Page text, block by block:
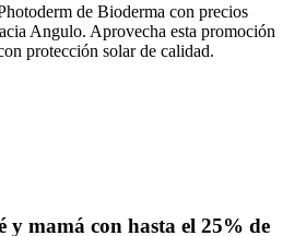
de Bioderma con precios
Angulo. Aprovecha esta promoción
protección solar de calidad.
y mamá con hasta el 25% de